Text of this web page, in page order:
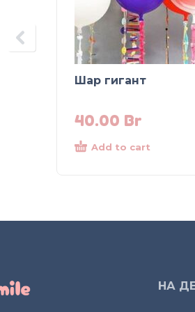
Шар гигант
40.00 Br
Add to cart
НА